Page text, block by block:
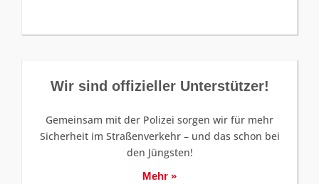
Wir sind offizieller Unterstützer!
Gemeinsam mit der Polizei sorgen wir für mehr
Sicherheit im Straßenverkehr – und das schon bei
den Jüngsten!
Mehr »